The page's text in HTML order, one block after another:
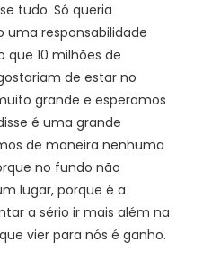
tudo. Só queria
responsabilidade
que 10 milhões de
de estar no
grande e esperamos
é uma grande
de maneira nenhuma
no fundo não
lugar, porque é a
a sério ir mais além na
vier para nós é ganho.